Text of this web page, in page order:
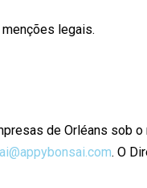
legais.
de Orléans sob o
. O